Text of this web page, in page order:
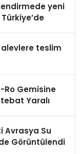
yeni
teslim
Ro Gemisine
Yaralı
Avrasya Su
Görüntülendi